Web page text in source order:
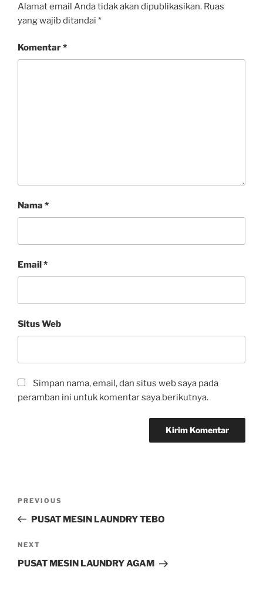
Alamat email Anda tidak akan dipublikasikan. Ruas
yang wajib ditandai *
Komentar*
Nama *
Email*
Situs Web
Simpan nama, email, dan situs web saya pada
peramban ini untuk komentar saya berikutnya.
PREVIOUS
PUSAT MESIN LAUNDRY TEBO
NEXT
PUSAT MESIN LAUNDRY AGAM